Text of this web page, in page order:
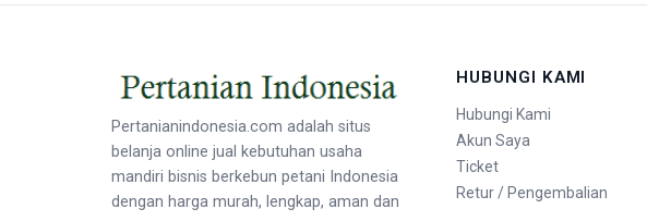
Pertanianindonesia.com adalah situs
belanja online jual kebutuhan usaha
mandiri bisnis berkebun petani Indonesia
dengan harga murah, lengkap, aman dan
HUBUNGI KAMI
Hubungi Kami
Akun Saya
Ticket
Retur / Pengembalian